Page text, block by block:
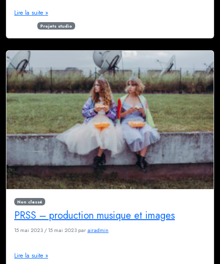
Lire la suite »
Projets studio
Non classé
PRSS – production musique et images
15 mai 2023 / 15 mai 2023 par airadmin
Lire la suite »